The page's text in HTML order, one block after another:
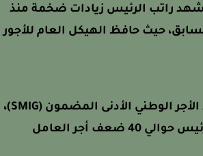
راتب الرئيس زيادات ضخمة منذ
حيث حافظ الهيكل العام للأجور
مقارنة بالحد الأجر الوطني الأدنى المضمون (SMIG)،
يعادل راتب الرئيس حوالي 40 ضعف أجر العامل